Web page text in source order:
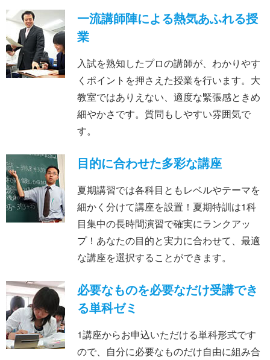
一流講師陣による熱気あふれる授
業
入試を熟知したプロの講師が、わかりやす
くポイントを押さえた授業を行います。大
教室ではありえない、適度な緊張感ときめ
細やかさです。質問もしやすい雰囲気で
す。
目的に合わせた多彩な講座
夏期講習では各科目ともレベルやテーマを
細かく分けて講座を設置！夏期特訓は1科
目集中の長時間演習で確実にランクアッ
プ！あなたの目的と実力に合わせて、最適
な講座を選択することができます。
必要なものを必要なだけ受講でき
る単科ゼミ
1講座からお申込いただける単科形式です
ので、自分に必要なものだけ自由に組み合